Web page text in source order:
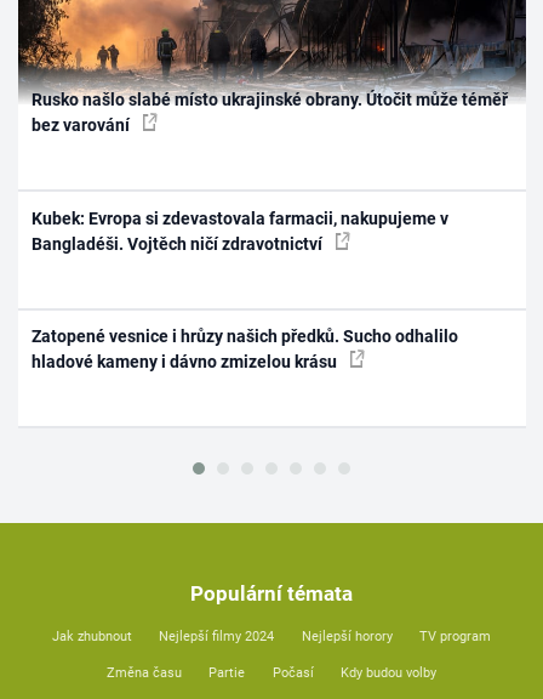
Rusko našlo slabé místo ukrajinské obrany. Útočit může téměř
bez varování
Kubek: Evropa si zdevastovala farmacii, nakupujeme v
Bangladéši. Vojtěch ničí zdravotnictví
Zatopené vesnice i hrůzy našich předků. Sucho odhalilo
hladové kameny i dávno zmizelou krásu
Populární témata
Jak zhubnout Nejlepší filmy 2024 Nejlepší horory TV program
Změna času Partie Počasí Kdy budou volby